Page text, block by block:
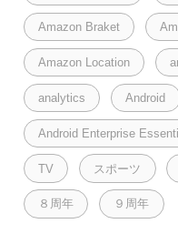
Amazon Braket
Amazon Location
analytics Android
Android Enterprise
TV スポーツ
８周年 ９周年